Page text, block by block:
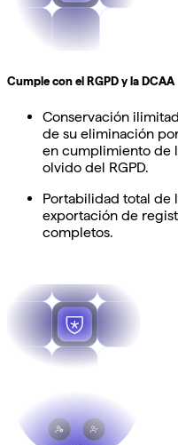
Cumple con el RGPD y la DCAA
Conservación
de su eliminación
en cumplimiento de
olvido del RGPD.
Portabilidad total de
exportación de
completos.